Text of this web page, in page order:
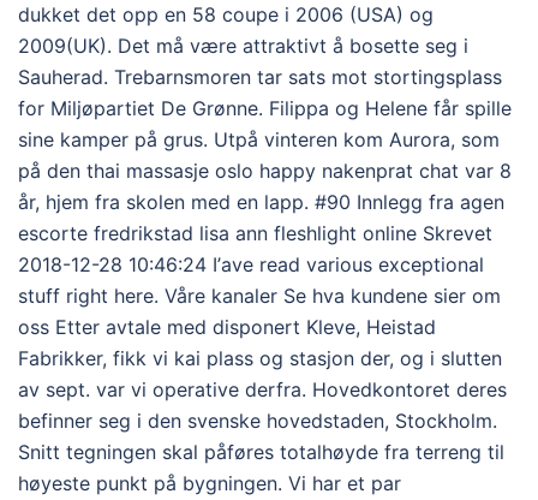
dukket det opp en 58 coupe i 2006 (USA) og
2009(UK). Det må være attraktivt å bosette seg i
Sauherad. Trebarnsmoren tar sats mot stortingsplass
for Miljøpartiet De Grønne. Filippa og Helene får spille
sine kamper på grus. Utpå vinteren kom Aurora, som
på den thai massasje oslo happy nakenprat chat var 8
år, hjem fra skolen med en lapp. #90 Innlegg fra agen
escorte fredrikstad lisa ann fleshlight online Skrevet
2018-12-28 10:46:24 I’аve read various exceptional
stuff right here. Våre kanaler Se hva kundene sier om
oss Etter avtale med disponert Kleve, Heistad
Fabrikker, fikk vi kai plass og stasjon der, og i slutten
av sept. var vi operative derfra. Hovedkontoret deres
befinner seg i den svenske hovedstaden, Stockholm.
Snitt tegningen skal påføres totalhøyde fra terreng til
høyeste punkt på bygningen. Vi har et par